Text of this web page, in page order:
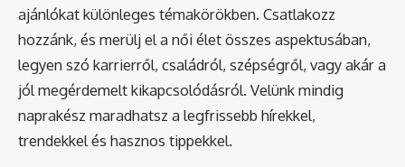
ajánlókat különleges témakörökben. Csatlakozz
hozzánk, és merülj el a női élet összes aspektusában,
legyen szó karrierről, családról, szépségről, vagy akár a
jól megérdemelt kikapcsolódásról. Velünk mindig
naprakész maradhatsz a legfrissebb hírekkel,
trendekkel és hasznos tippekkel.